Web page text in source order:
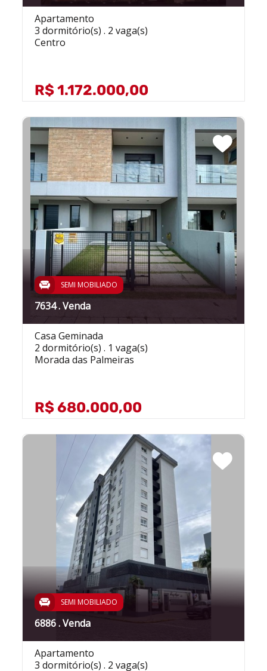
Apartamento
3 dormitório(s) . 2 vaga(s)
Centro
R$ 1.172.000,00
SEMI MOBILIADO
7634 . Venda
Casa Geminada
2 dormitório(s) . 1 vaga(s)
Morada das Palmeiras
R$ 680.000,00
SEMI MOBILIADO
6886 . Venda
Apartamento
3 dormitório(s) . 2 vaga(s)